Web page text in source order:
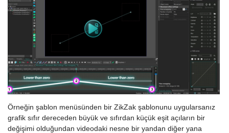
Örneğin şablon menüsünden bir ZikZak şablonunu uygularsanız
grafik sıfır dereceden büyük ve sıfırdan küçük eşit açıların bir
değişimi olduğundan videodaki nesne bir yandan diğer yana